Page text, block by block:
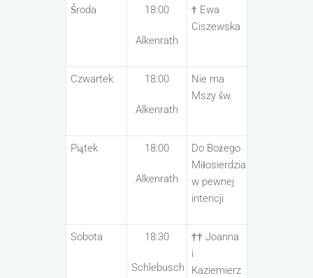
Środa 18:00
Alkenrath
† Ewa
Ciszewska
Czwartek 18:00
Alkenrath
Nie ma
Mszy św.
Piątek 18:00
Alkenrath
Do Bożego
Miłosierdzia
w pewnej
intencji
Sobota 18:30
Schlebusch
†† Joanna
i
Kaziemierz